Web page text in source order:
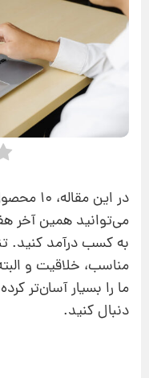
در این
می‌توانید همین آخر
به کسب درآمد کنید.
مناسب، خلاقیت و
ما را بسیار آسان‌تر
دنبال کنید.